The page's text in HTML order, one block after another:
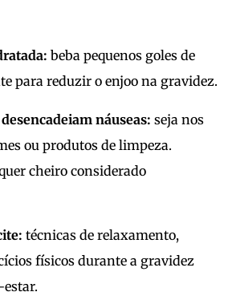
beba pequenos goles de
para reduzir o enjoo na gravidez.
náuseas: seja nos
ou produtos de limpeza.
cheiro considerado
técnicas de relaxamento,
físicos durante a gravidez